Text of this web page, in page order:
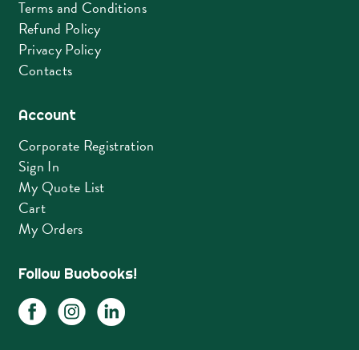
Terms and Conditions
Refund Policy
Privacy Policy
Contacts
Account
Corporate Registration
Sign In
My Quote List
Cart
My Orders
Follow Buobooks!